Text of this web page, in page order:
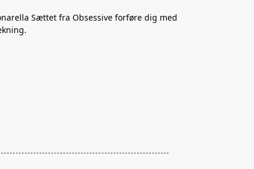
Sættet fra Obsessive forføre dig med